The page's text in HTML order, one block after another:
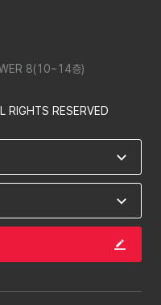
8(10~14층)
RIGHTS RESERVED